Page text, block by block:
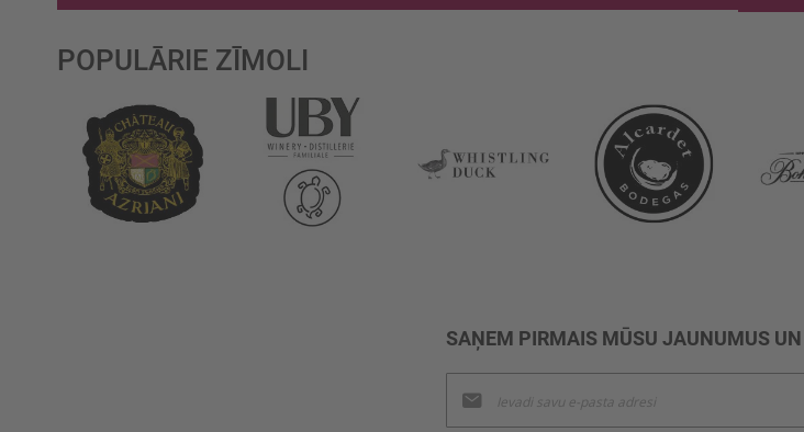
POPULĀRIE ZĪMOLI
SAŅEM PIRMAIS MŪSU JAUNUMUS
jaunumu
saņemšanai: